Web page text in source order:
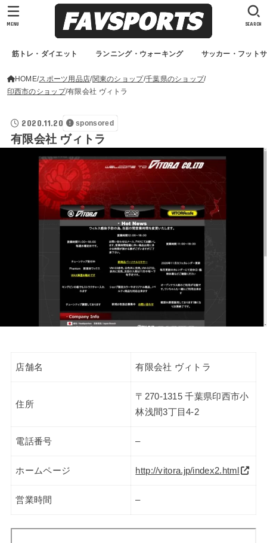
筋トレ・ダイエット ランニング・ウォーキング サッカー・フット
SEARCH
MENU
HOME スポーツ用品店 関東のショップ 千葉県のショップ
印西市のショップ 有限会社 ヴィトラ
2020.11.20 sponsored
有限会社 ヴィトラ
店舗名 有限会社 ヴィトラ
住所
〒270-1315 千葉県印西市小
林浅間3丁目4-2
電話番号 –
ホームページ http://vitora.jp/index2.html
営業時間 –